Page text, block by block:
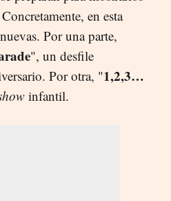
en esta
Por una parte,
", un desfile
Por otra, "1,2,3…
infantil.